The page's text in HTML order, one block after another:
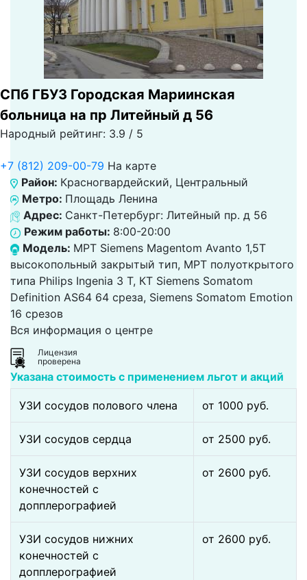
СПб ГБУЗ Городская Мариинская
больница на пр Литейный д 56
Народный рейтинг: 3.9 / 5
+7 (812) 209-00-79 На карте
Район: Красногвардейский, Центральный
Метро: Площадь Ленина
Адрес: Санкт-Петербург: Литейный пр. д 56
Режим работы: 8:00-20:00
Модель: МРТ Siemens Magentom Avanto 1,5Т
высокопольный закрытый тип, МРТ полуоткрытого
типа Philips Ingenia 3 Т, КТ Siemens Somatom
Definition AS64 64 среза, Siemens Somatom Emotion
16 срезов
Вся информация о центре
Лицензия
проверена
Указана стоимость с применением льгот и акций
УЗИ сосудов полового члена от 1000 pуб.
УЗИ сосудов сердца от 2500 pуб.
УЗИ сосудов верхних
конечностей с
допплерографией
от 2600 pуб.
УЗИ сосудов нижних
конечностей с
допплерографией
от 2600 pуб.